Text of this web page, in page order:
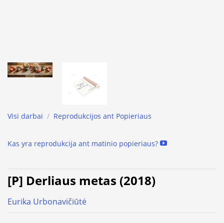
Visi darbai / Reprodukcijos ant Popieriaus
Kas yra reprodukcija ant matinio popieriaus?
[P] Derliaus metas (2018)
Eurika Urbonavičiūtė